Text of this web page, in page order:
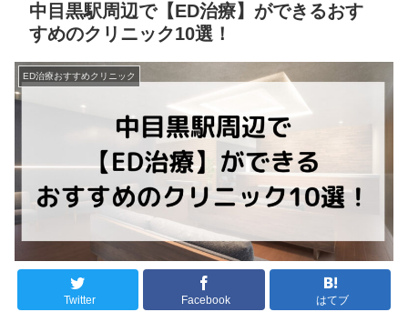
中目黒駅周辺で【ED治療】ができるおす
すめのクリニック10選！
ED治療おすすめクリニック
Twitter Facebook はてブ